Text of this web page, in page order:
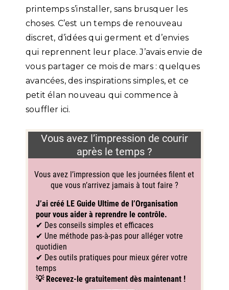
printemps s’installer, sans brusquer les
choses. C’est un temps de renouveau
discret, d’idées qui germent et d’envies
qui reprennent leur place. J’avais envie de
vous partager ce mois de mars : quelques
avancées, des inspirations simples, et ce
petit élan nouveau qui commence à
souffler ici.